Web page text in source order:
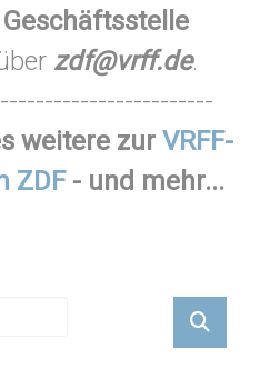
Geschäftsstelle
zdf@vrff.de.
weitere zurVRFF-
ZDF- und mehr...